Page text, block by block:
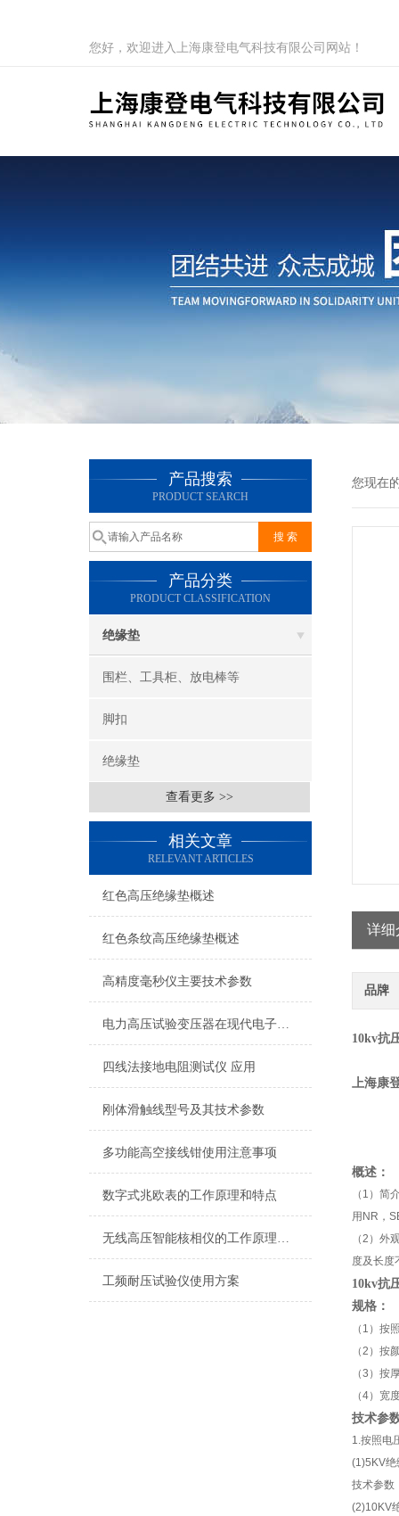
您好，欢迎进入上海康登电气科技有限公司网站！
产品搜索
PRODUCT SEARCH
产品分类
PRODUCT CLASSIFICATION
绝缘垫
围栏、工具柜、放电棒等
脚扣
绝缘垫
查看更多 >>
相关文章
RELEVANT ARTICLES
红色高压绝缘垫概述
红色条纹高压绝缘垫概述
高精度毫秒仪主要技术参数
电力高压试验变压器在现代电子设备中的重要性突显
四线法接地电阻测试仪 应用
刚体滑触线型号及其技术参数
多功能高空接线钳使用注意事项
数字式兆欧表的工作原理和特点
无线高压智能核相仪的工作原理与技术优势
工频耐压试验仪使用方案
您现在
详细
品牌
10kv抗
上海康
概述：
（1）简
用NR，
（2）外
度及长度
10kv抗
规格：
（1）按
（2）
（3）按
（4）宽
技术参
1.按照电
(1)5KV绝
技术参数
(2)10KV